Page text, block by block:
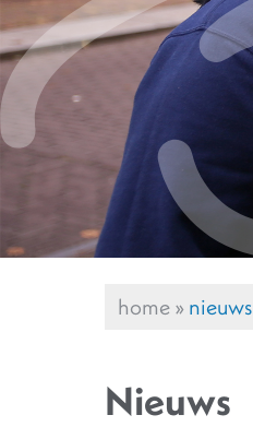
home»nieuws
Nieuws